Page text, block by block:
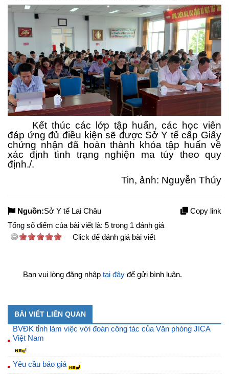
Kết thúc các lớp tập huấn, các học viên
đáp ứng đủ điều kiện sẽ được Sở Y tế cấp Giấy
chứng nhận đã hoàn thành khóa tập huấn về
xác định tình trạng nghiện ma túy theo quy
định./.
Tin, ảnh: Nguyễn Thúy
Nguồn:Sở Y tế Lai Châu
Copy link
Tổng số điểm của bài viết là: 5 trong 1 đánh giá
Click để đánh giá bài viết
Bạn vui lòng đăng nhập tại đây để gửi bình luận.
BÀI VIẾT LIÊN QUAN
BVĐK tỉnh làm việc với đoàn công tác của Văn phòng JICA
Việt Nam
Yêu cầu báo giá